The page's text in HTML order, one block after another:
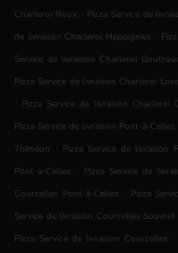
Charleroi Roux . Pizza Service de
de livraison Charleroi Heppignies .
Service de livraison Charleroi
Pizza Service de livraison Charleroi
. Pizza Service de livraison Charleroi
Pizza Service de livraison Pont-à-Celles
Thiméon
. Pizza Service de livraison
Pont-à-Celles
. Pizza Service de
Courcelles Pont-à-Celles . Pizza
Service de livraison Courcelles Souvret
Pizza Service de livraison Courcelles .